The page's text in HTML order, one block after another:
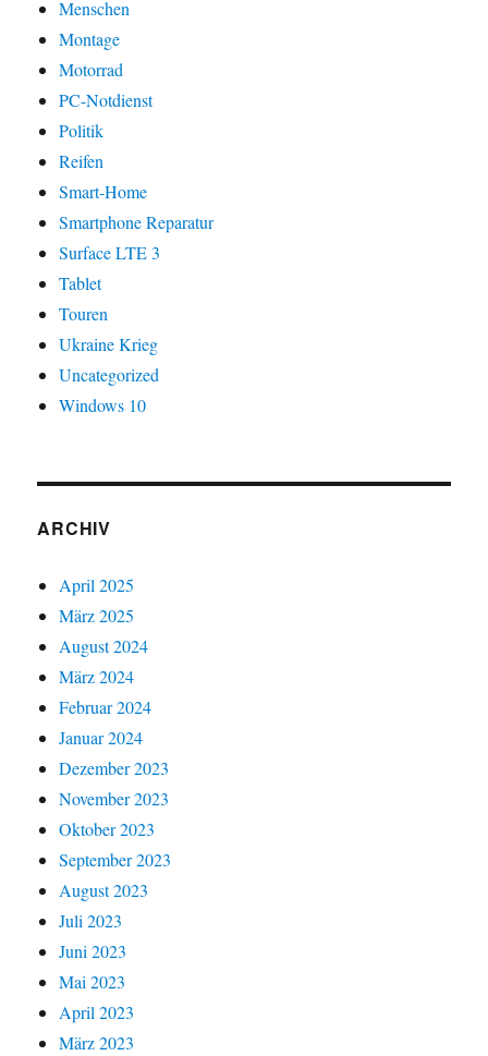
Menschen
Montage
Motorrad
PC-Notdienst
Politik
Reifen
Smart-Home
Smartphone Reparatur
Surface LTE 3
Tablet
Touren
Ukraine Krieg
Uncategorized
Windows 10
ARCHIV
April 2025
März 2025
August 2024
März 2024
Februar 2024
Januar 2024
Dezember 2023
November 2023
Oktober 2023
September 2023
August 2023
Juli 2023
Juni 2023
Mai 2023
April 2023
März 2023